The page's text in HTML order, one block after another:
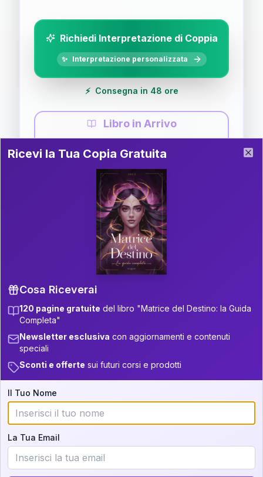
Richiedi Interpretazione di Coppia
✨ Interpretazione personalizzata
⚡ Consegna in 48 ore
Libro in Arrivo
Guida completa di Coppia
Il libro è in fase di scrittura. Iscriviti alla newsletter
per ricevere aggiornamenti!
P.S. Interpretazione parziale
gratuita
Scorri più in basso per vedere
un'interpretazione parziale gratuita della tua
Iscriviti alla newsletter per ricevere
aggiornamenti quando sarà disponibile.
Cosa scoprirete nella vostra
interpretazione:
💕 Come rafforzare la vostra unione
Ricevi la Tua Copia Gratuita del Libro
Ricevi la Tua Copia Gratuita
Cosa Riceverai
120 pagine gratuite del libro "Matrice del Destino: la Guida
Completa"
Newsletter esclusiva con aggiornamenti e contenuti
speciali
Sconti e offerte sui futuri corsi e prodotti
Il Tuo Nome
La Tua Email